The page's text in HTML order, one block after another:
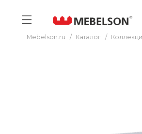
Mebelson.ru / Каталог /